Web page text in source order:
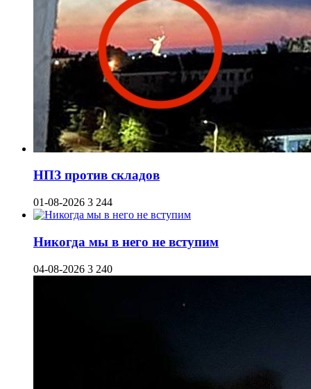
НПЗ против складов
01-08-2026 3 244
Никогда мы в него не вступим
04-08-2026 3 240